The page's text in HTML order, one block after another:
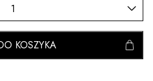
KOSZYKA